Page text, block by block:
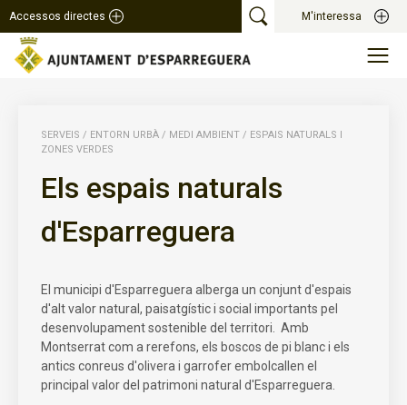
Accessos directes M'interessa
SERVEIS / ENTORN URBÀ / MEDI AMBIENT / ESPAIS NATURALS I
ZONES VERDES
Els espais naturals
d'Esparreguera
El municipi d'Esparreguera alberga un conjunt d'espais
d'alt valor natural, paisatgístic i social importants pel
desenvolupament sostenible del territori. Amb
Montserrat com a rerefons, els boscos de pi blanc i els
antics conreus d'olivera i garrofer embolcallen el
principal valor del patrimoni natural d'Esparreguera.